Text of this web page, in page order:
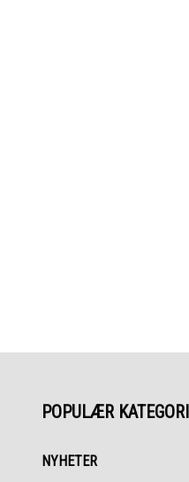
POPULÆR KATEGORI
NYHETER